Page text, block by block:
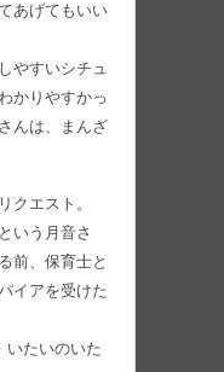
あげてもいい
やすいシチュ
かりやすかっ
んは、まんざ
クエスト。
いう月音さ
前、保育士と
イアを受けた
いたいのいた